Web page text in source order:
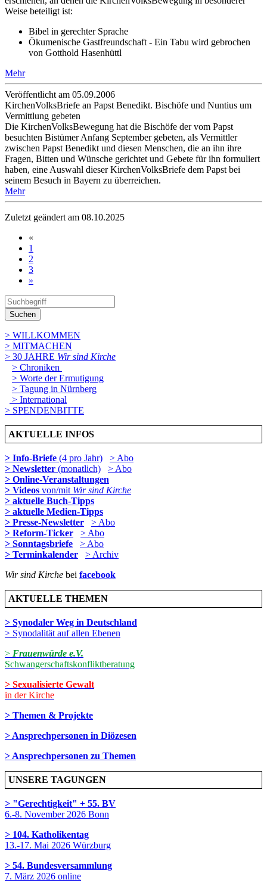
Weise beteiligt ist:
Bibel in gerechter Sprache
Ökumenische Gastfreundschaft - Ein Tabu wird gebrochen
von Gotthold Hasenhüttl
Mehr
Veröffentlicht am 05­.09.2006
KirchenVolksBriefe an Papst Benedikt. Bischöfe und Nuntius um
Vermittlung gebeten
Die KirchenVolksBewegung hat die Bischöfe der vom Papst
besuchten Bistümer Anfang September gebeten, als Vermittler
zwischen Papst Benedikt und diesen Menschen, die an ihn ihre
Fragen, Bitten und Wünsche gerichtet und Gebete für ihn formuliert
haben, eine Auswahl dieser KirchenVolksBriefe dem Papst bei
seinem Besuch in Bayern zu überreichen.
Mehr
Zuletzt geändert am 08­.10.2025
«
1
2
3
»
Suchen
> WILLKOMMEN
> MITMACHEN
> 30 JAHRE Wir sind Kirche
> Chroniken
> Worte der Ermutigung
> Tagung in Nürnberg
> International
> SPENDENBITTE
AKTUELLE INFOS
> Info-Briefe (4 pro Jahr)
> Abo
> Newsletter (monatlich)
> Abo
> Online-Veranstaltungen
> Videos von/mit Wir sind Kirche
> aktuelle Buch-Tipps
> aktuelle Medien-Tipps
> Presse-Newsletter
> Abo
> Reform-Ticker
> Abo
> Sonntagsbriefe
> Abo
> Terminkalender
> Archiv
Wir sind Kirche bei facebook
AKTUELLE THEMEN
> Synodaler Weg in Deutschland
> Synodalität auf allen Ebenen
> Frauenwürde e.V.
Schwangerschaftskonfliktberatung
> Sexualisierte Gewalt
in der Kirche
> Themen & Projekte
> Ansprechpersonen in Diözesen
> Ansprechpersonen zu Themen
UNSERE TAGUNGEN
> "Gerechtigkeit" + 55. BV
6.-8. November 2026 Bonn
> 104. Katholikentag
13.-17. Mai 2026 Würzburg
> 54. Bundesversammlung
7. März 2026 online